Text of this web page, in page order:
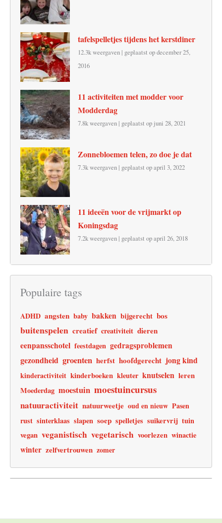
tafelspelletjes tijdens het kerstdiner
12.3k weergaven | geplaatst op december 25,
2016
11 activiteiten met modder voor
Modderdag
7.8k weergaven | geplaatst op juni 28, 2021
Zonnebloemen telen, zo doe je dat
7.3k weergaven | geplaatst op april 3, 2022
11 ideeën voor de vrijmarkt op
Koningsdag
7.2k weergaven | geplaatst op april 26, 2018
Populaire tags
ADHD angsten baby bakken bijgerecht bos
buitenspelen creatief creativiteit dieren
eenpansschotel feestdagen gedragsproblemen
gezondheid groenten herfst hoofdgerecht jong kind
kinderactiviteit kinderboeken kleuter knutselen leren
Moederdag moestuin moestuincursus
natuuractiviteit natuurweetje oud en nieuw Pasen
rust sinterklaas slapen soep spelletjes suikervrij tuin
vegan veganistisch vegetarisch voorlezen winactie
winter zelfvertrouwen zomer